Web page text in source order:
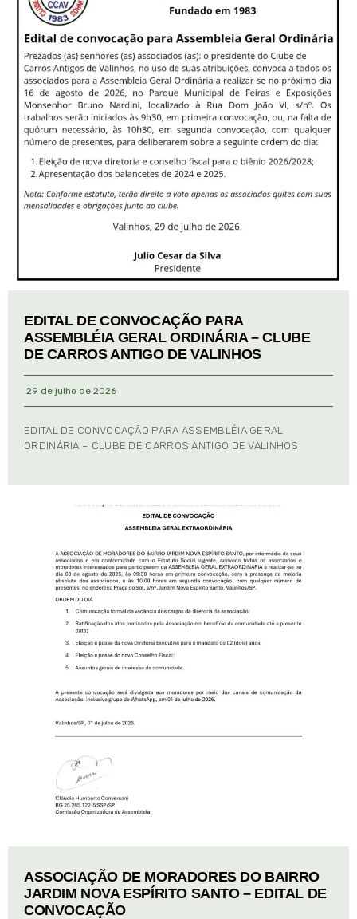
EDITAL DE CONVOCAÇÃO PARA
ASSEMBLÉIA GERAL ORDINÁRIA – CLUBE
DE CARROS ANTIGO DE VALINHOS
29 de julho de 2026
EDITAL DE CONVOCAÇÃO PARA ASSEMBLÉIA GERAL
ORDINÁRIA – CLUBE DE CARROS ANTIGO DE VALINHOS
ASSOCIAÇÃO DE MORADORES DO BAIRRO
JARDIM NOVA ESPÍRITO SANTO – EDITAL DE
CONVOCAÇÃO